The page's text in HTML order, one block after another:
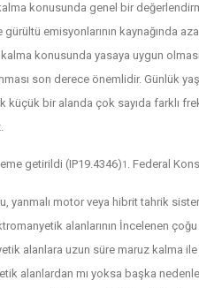
konusunda genel bir
emisyonlarının kaynağında
konusunda yasaya uygun
son derece önemlidir. Günlük
bir alanda çok sayıda farklı
getirildi (IP19.4346)1 . Federal
motor veya hibrit tahrik
alanlarının İncelenen
alanlara uzun süre maruz
alanlardan mı yoksa başka